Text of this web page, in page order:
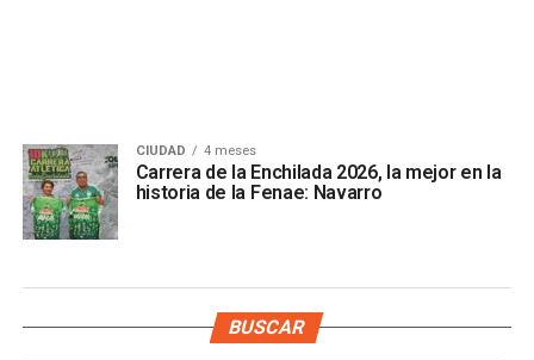
CIUDAD 4 meses
Carrera de la Enchilada 2026, la mejor en la
historia de la Fenae: Navarro
BUSCAR